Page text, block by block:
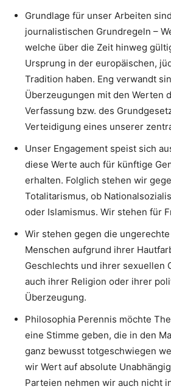
Grundlage für unser Arbeiten
journalistischen Grundregeln –
welche über die Zeit hinweg
Ursprung in der europäischen,
Tradition haben. Eng verwandt
Überzeugungen mit den Werten
Verfassung bzw. des
Verteidigung eines unserer
Unser Engagement speist sich
diese Werte auch für künftige
erhalten. Folglich stehen wir
Totalitarismus, ob
oder Islamismus. Wir stehen für
Wir stehen gegen die
Menschen aufgrund ihrer
Geschlechts und ihrer sexuellen
auch ihrer Religion oder ihrer
Überzeugung.
Philosophia Perennis möchte
eine Stimme geben, die in den
ganz bewusst totgeschwiegen
wir Wert auf absolute
Parteien nehmen wir auch nicht